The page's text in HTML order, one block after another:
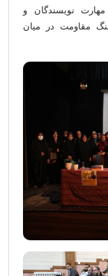
نویسندگان و
مقاومت در میان